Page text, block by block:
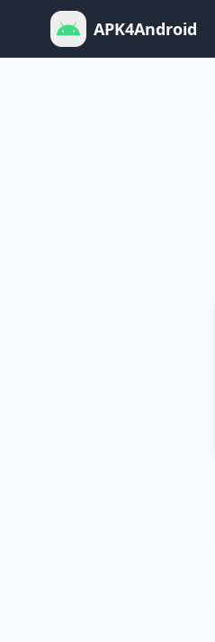
APK4Android